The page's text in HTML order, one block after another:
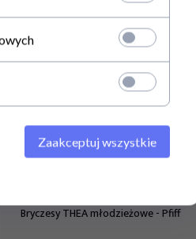
Bryczesy THEA młodzieżowe - Pfiff
Zaakceptuj wszystkie